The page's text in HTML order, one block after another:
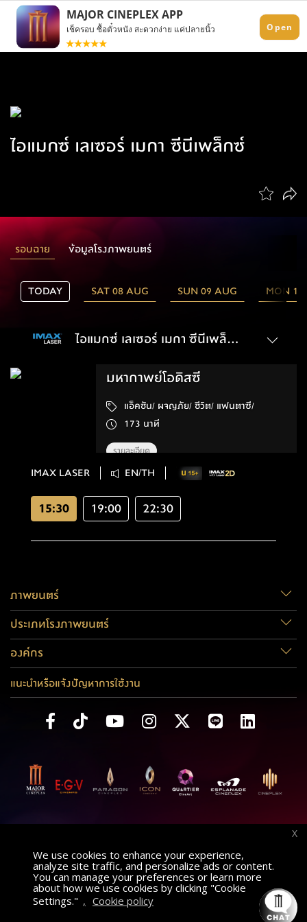
We use cookies to enhance your experience,
analyze site traffic, and personalize ads or content.
You can manage your preferences or learn more
about how we use cookies by clicking "Cookie
Settings." , Cookie policy
X
ไอแมกซ์ เลเซอร์ เมกา ซีนีเพล็กซ์
รอบฉาย ข้อมูลโรงภาพยนตร์
TODAY SAT 08 AUG SUN 09 AUG MON
ไอแมกซ์ เลเซอร์ เมกา ซีนีเพล็กซ์
มหากาพย์โอดิสซี
แอ็คชัน/ ผจญภัย/ ชีวิต/ แฟนตาซี/
173 นาที
รายละเอียด
IMAX LASER EN/TH
15:30 19:00 22:30
ภาพยนตร์
ประเภทโรงภาพยนตร์
องค์กร
แนะนำหรือแจ้งปัญหาการใช้งาน